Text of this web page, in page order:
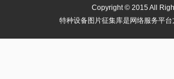
Copyright© 2015 All
特种设备图片征集库是网络服务平